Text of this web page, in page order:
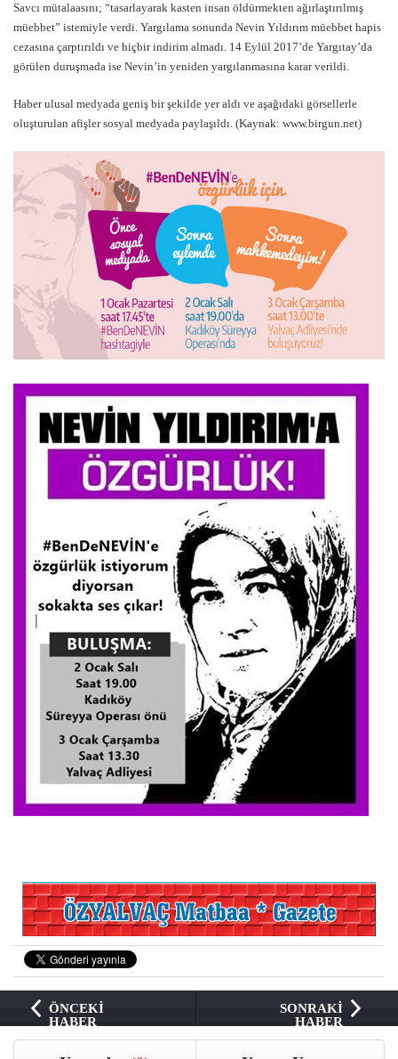
Savcı mütalaasını; “tasarlayarak kasten insan öldürmekten ağırlaştırılmış
müebbet” istemiyle verdi. Yargılama sonunda Nevin Yıldırım müebbet hapis
cezasına çarptırıldı ve hiçbir indirim almadı. 14 Eylül 2017’de Yargıtay’da
görülen duruşmada ise Nevin’in yeniden yargılanmasına karar verildi.
Haber ulusal medyada geniş bir şekilde yer aldı ve aşağıdaki görsellerle
oluşturulan afişler sosyal medyada paylaşıldı. (Kaynak: www.birgun.net)
ÖNCEKİ
HABER
SONRAKİ
HABER